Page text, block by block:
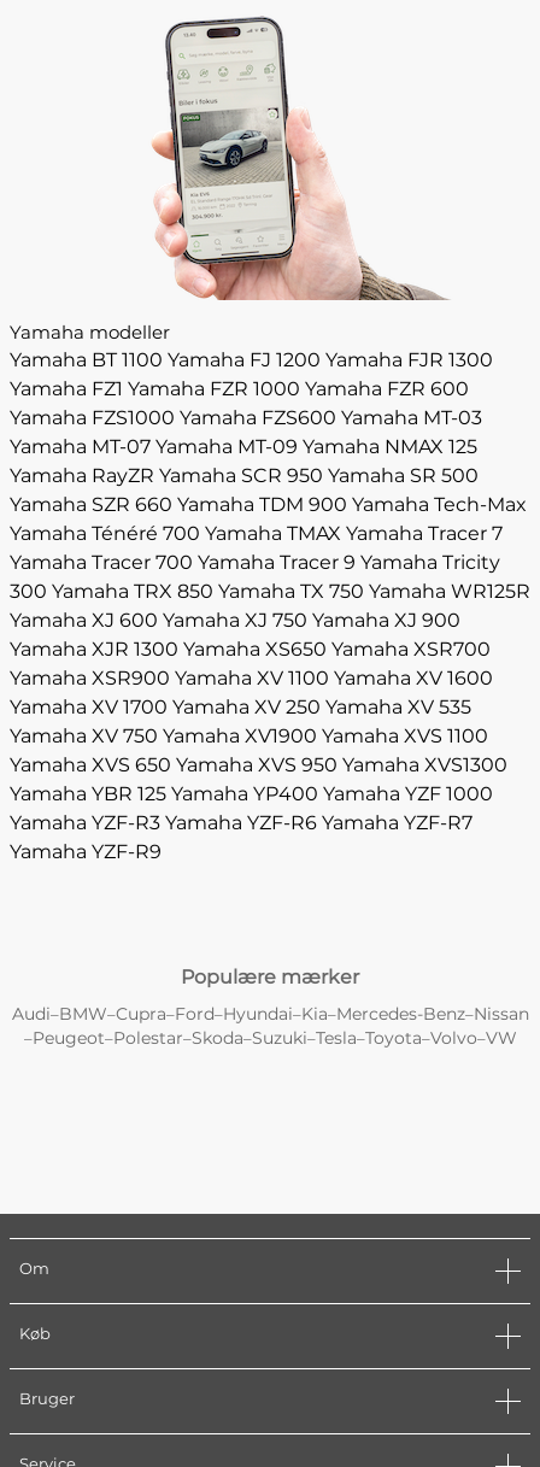
Yamaha modeller
Yamaha BT 1100 Yamaha FJ 1200 Yamaha FJR 1300
Yamaha FZ1 Yamaha FZR 1000 Yamaha FZR 600
Yamaha FZS1000 Yamaha FZS600 Yamaha MT-03
Yamaha MT-07 Yamaha MT-09 Yamaha NMAX 125
Yamaha RayZR Yamaha SCR 950 Yamaha SR 500
Yamaha SZR 660 Yamaha TDM 900 Yamaha Tech-Max
Yamaha Ténéré 700 Yamaha TMAX Yamaha Tracer 7
Yamaha Tracer 700 Yamaha Tracer 9 Yamaha Tricity
300 Yamaha TRX 850 Yamaha TX 750 Yamaha WR125R
Yamaha XJ 600 Yamaha XJ 750 Yamaha XJ 900
Yamaha XJR 1300 Yamaha XS650 Yamaha XSR700
Yamaha XSR900 Yamaha XV 1100 Yamaha XV 1600
Yamaha XV 1700 Yamaha XV 250 Yamaha XV 535
Yamaha XV 750 Yamaha XV1900 Yamaha XVS 1100
Yamaha XVS 650 Yamaha XVS 950 Yamaha XVS1300
Yamaha YBR 125 Yamaha YP400 Yamaha YZF 1000
Yamaha YZF-R3 Yamaha YZF-R6 Yamaha YZF-R7
Yamaha YZF-R9
Populære mærker
Audi–BMW–Cupra–Ford–Hyundai–Kia–Mercedes-Benz–Nissan
–Peugeot–Polestar–Skoda–Suzuki–Tesla–Toyota–Volvo–VW
Om
Køb
Bruger